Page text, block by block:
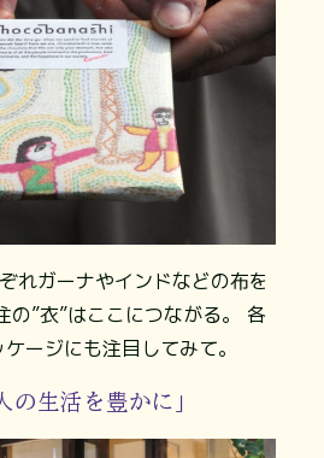
れガーナやインドなどの布を
の”衣”はここにつながる。 各
ージにも注目してみて。
の生活を豊かに」